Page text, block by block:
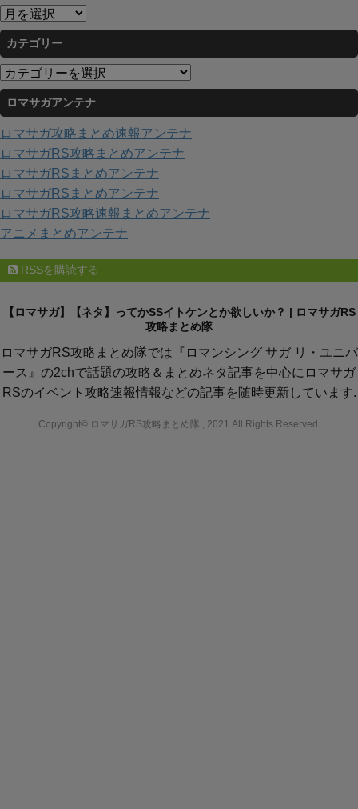
ア
ー
カ
イ
ブ
カテゴリー
カ
テ
ゴ
リ
ー
ロマサガアンテナ
ロマサガ攻略まとめ速報アンテナ
ロマサガRS攻略まとめアンテナ
ロマサガRSまとめアンテナ
ロマサガRSまとめアンテナ
ロマサガRS攻略速報まとめアンテナ
アニメまとめアンテナ
RSSを購読する
【ロマサガ】【ネタ】ってかSSイトケンとか欲しいか？ | ロマサガRS
攻略まとめ隊
ロマサガRS攻略まとめ隊では『ロマンシング サガ リ・ユニバ
ース』の2chで話題の攻略＆まとめネタ記事を中心にロマサガ
RSのイベント攻略速報情報などの記事を随時更新しています.
Copyright© ロマサガRS攻略まとめ隊 , 2021 All Rights Reserved.